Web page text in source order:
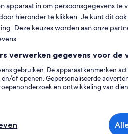
Centrum
in Breda Centrum
in Breda Centrum
Op
Andere
apparaat in om persoonsgegevens te
hieronder te klikken. Je kunt dit
Deze keuzes worden aan onze
verwerken gegevens voor de
gebruiken. De apparaatkenmerken
of openen. Gepersonaliseerde
en ontwikkeling van